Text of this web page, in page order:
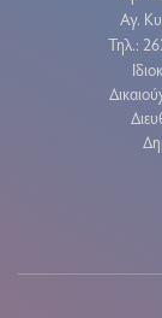
Αγ.
Τηλ.: